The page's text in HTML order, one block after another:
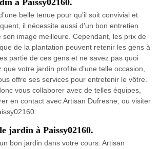
à Paissy02160.
belle tenue pour qu’il soit convivial et
il nécessite aussi d’un bon entretien
image meilleure. Cependant, les prix de
de la plantation peuvent retenir les gens à
partie de ces gens et ne savez pas quoi
votre jardin profite d’une telle occasion,
offre ses services pour entretenir le vôtre.
vous collaborer avec de telles équipes,
en contact avec Artisan Dufresne, ou visiter
jardin à Paissy02160.
bon jardin dans votre cours. Artisan